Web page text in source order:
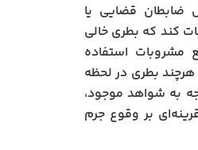
ضابطان قضایی یا
کند که بطری خالی
مشروبات استفاده
بطری در لحظه
به شواهد موجود،
بر وقوع جرم